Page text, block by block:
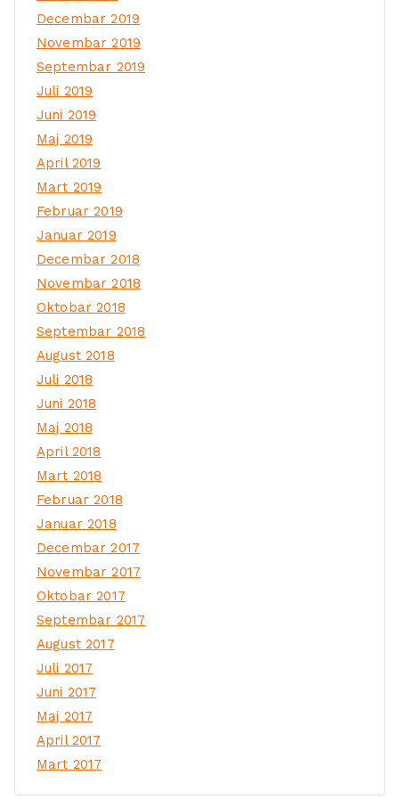
Decembar 2019
Novembar 2019
Septembar 2019
Juli 2019
Juni 2019
Maj 2019
April 2019
Mart 2019
Februar 2019
Januar 2019
Decembar 2018
Novembar 2018
Oktobar 2018
Septembar 2018
August 2018
Juli 2018
Juni 2018
Maj 2018
April 2018
Mart 2018
Februar 2018
Januar 2018
Decembar 2017
Novembar 2017
Oktobar 2017
Septembar 2017
August 2017
Juli 2017
Juni 2017
Maj 2017
April 2017
Mart 2017